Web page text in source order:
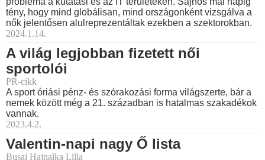
tény, hogy mind globálisan, mind országonként vizsgálva a
nők jelentősen alulreprezentáltak ezekben a szektorokban.
2024.1.14.
A világ legjobban fizetett női
sportolói
PR-cikk
A sport óriási pénz- és szórakozási forma világszerte, bár a
nemek között még a 21. században is hatalmas szakadékok
vannak.
2023.4.2.
Valentin-napi nagy Ő lista
Busai Hajnalka Lilla